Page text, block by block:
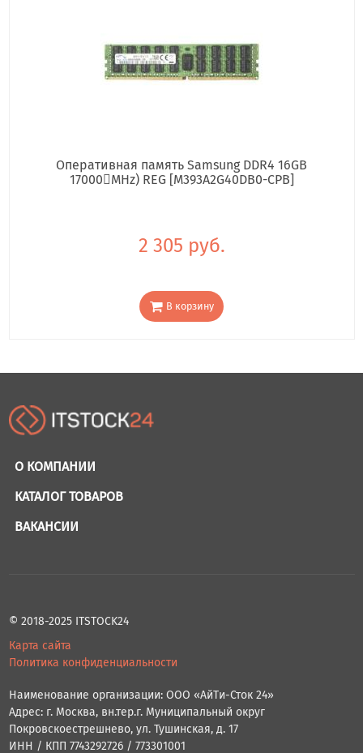
Оперативная память Samsung DDR4 16GB
17000񢋕MHz) REG [M393A2G40DB0-CPB]
2 305 руб.
В корзину
О КОМПАНИИ
КАТАЛОГ ТОВАРОВ
ВАКАНСИИ
© 2018-2025 ITSTOCK24
Карта сайта
Политика конфиденциальности
Наименование организации: ООО «АйТи-Сток 24»
Адрес: г. Москва, вн.тер.г. Муниципальный округ
Покровскоестрешнево, ул. Тушинская, д. 17
ИНН / КПП 7743292726 / 773301001